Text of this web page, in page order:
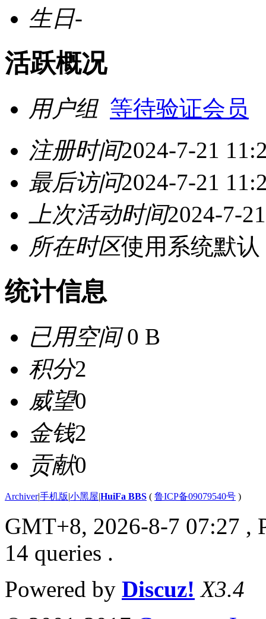
生日-
活跃概况
用户组 等待验证会员
注册时间2024-7-21
最后访问2024-7-21
上次活动时间2024-7-
所在时区使用系统默认
统计信息
已用空间0 B
积分2
威望0
金钱2
贡献0
Archiver|手机版|小黑屋|HuiFa BBS ( 鲁ICP备09079540号 )
GMT+8, 2026-8-7 07:27 ,
14 queries .
Powered by Discuz! X3.4